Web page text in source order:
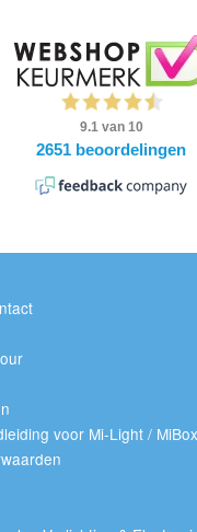
voor Mi-Light /